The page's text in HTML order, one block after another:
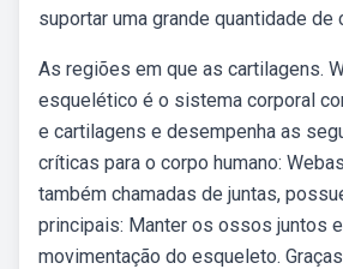
suportar uma grande quantidade de
As regiões em que as cartilagens.
esquelético é o sistema corporal
e cartilagens e desempenha as
críticas para o corpo humano:
também chamadas de juntas,
principais: Manter os ossos juntos
movimentação do esqueleto.